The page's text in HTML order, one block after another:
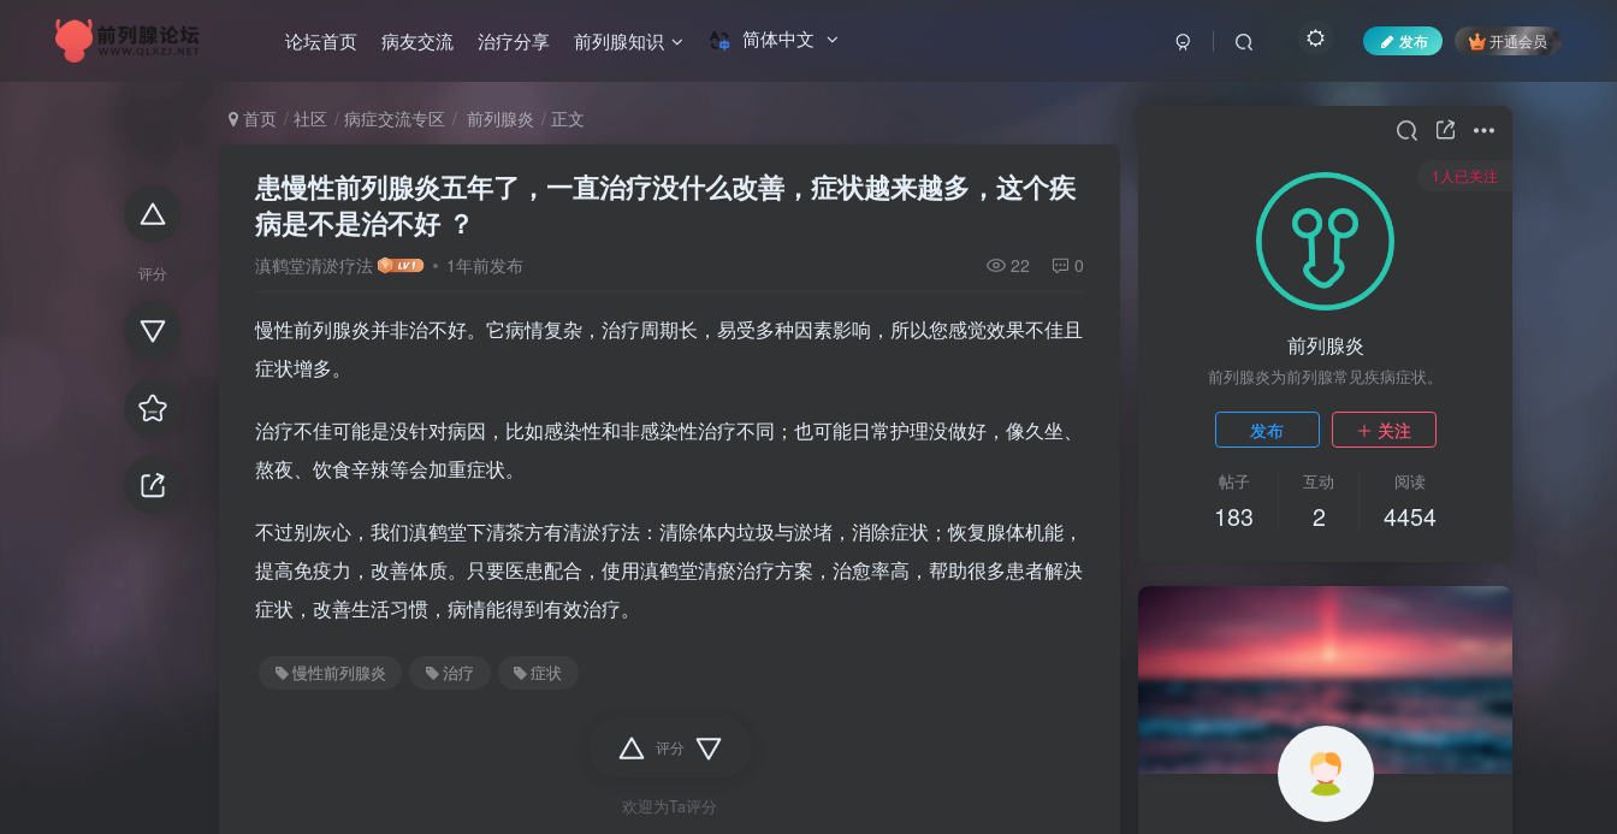
论坛首页 病友交流 治疗分享 前列腺知识 简体中文 发布 开通会员
评分
首页 社区 病症交流专区 前列腺炎 正文
患慢性前列腺炎五年了，一直治疗没什么改善，症状越来越多，这个疾
病是不是治不好 ？
滇鹤堂清淤疗法 1年前发布 22 0
慢性前列腺炎并非治不好。它病情复杂，治疗周期长，易受多种因素影响，所以您感觉效果不佳且
症状增多。
治疗不佳可能是没针对病因，比如感染性和非感染性治疗不同；也可能日常护理没做好，像久坐、
熬夜、饮食辛辣等会加重症状。
不过别灰心，我们滇鹤堂下清茶方有清淤疗法：清除体内垃圾与淤堵，消除症状；恢复腺体机能，
提高免疫力，改善体质。只要医患配合，使用滇鹤堂清瘀治疗方案，治愈率高，帮助很多患者解决
症状，改善生活习惯，病情能得到有效治疗。
慢性前列腺炎 治疗 症状
评分
欢迎为Ta评分
1人已关注
前列腺炎
前列腺炎为前列腺常见疾病症状。
发布 关注
帖子
183
互动
2
阅读
4454